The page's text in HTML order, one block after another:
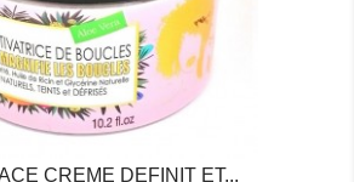
CREME DEFINIT ET...